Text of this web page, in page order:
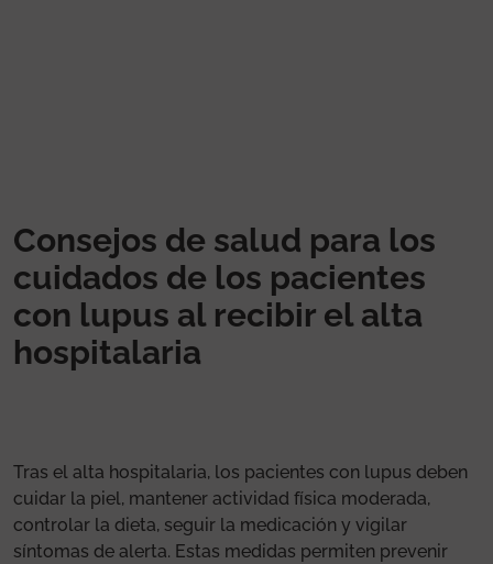
Consejos de salud para los
cuidados de los pacientes
con lupus al recibir el alta
hospitalaria
Tras el alta hospitalaria, los pacientes con lupus deben
cuidar la piel, mantener actividad física moderada,
controlar la dieta, seguir la medicación y vigilar
síntomas de alerta. Estas medidas permiten prevenir